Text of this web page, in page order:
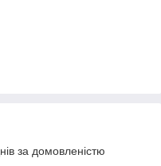
за домовленістю